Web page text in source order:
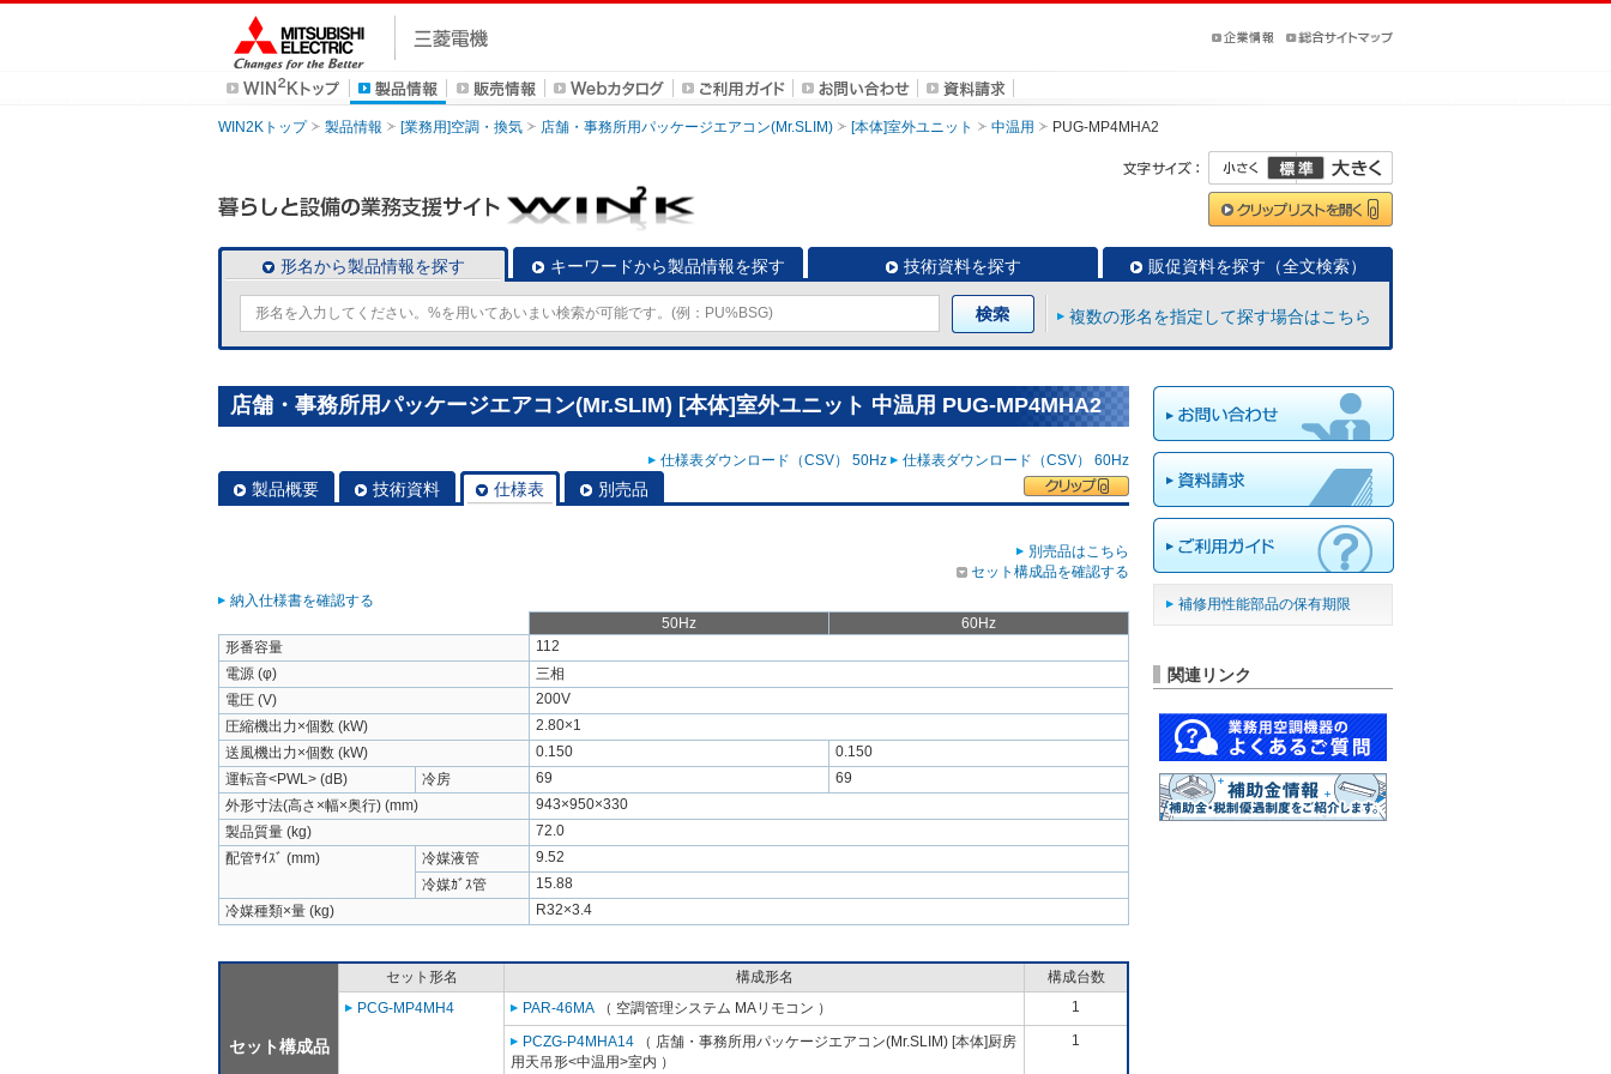
WIN2Kトップ 製品情報 [業務用]空調・換気 店舗・事務所用パッケージエアコン(Mr.SLIM) [本体]室外ユニット 中温用 PUG-MP4MHA2
形名から製品情報を探す キーワードから製品情報を探す 技術資料を探す 販促資料を探す（全文検索）
複数の形名を指定して探す場合はこちら
店舗・事務所用パッケージエアコン(Mr.SLIM) [本体]室外ユニット 中温用 PUG-MP4MHA2
仕様表ダウンロード（CSV） 50Hz 仕様表ダウンロード（CSV） 60Hz
製品概要 技術資料 仕様表 別売品
別売品はこちら
セット構成品を確認する
納入仕様書を確認する
50Hz
60Hz
形番容量
112
電源 (φ)
三相
電圧 (V)
200V
圧縮機出力×個数 (kW)
2.80×1
送風機出力×個数 (kW)
0.150
0.150
運転音<PWL> (dB)
冷房 69
69
外形寸法(高さ×幅×奥行) (mm)
943×950×330
製品質量 (kg)
72.0
配管ｻｲｽﾞ (mm)
冷媒液管
9.52
冷媒ｶﾞｽ管
15.88
冷媒種類×量 (kg)
R32×3.4
セット構成品
セット形名 構成形名
構成台数
PCG-MP4MH4
PAR-46MA （ 空調管理システム MAリモコン ） 1
PCZG-P4MHA14 （ 店舗・事務所用パッケージエアコン(Mr.SLIM) [本体]厨房
用天吊形<中温用>室内 ）
1
補修用性能部品の保有期限
関連リンク